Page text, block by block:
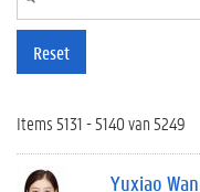
Reset
Items 5131 - 5140 van 5249
Yuxiao